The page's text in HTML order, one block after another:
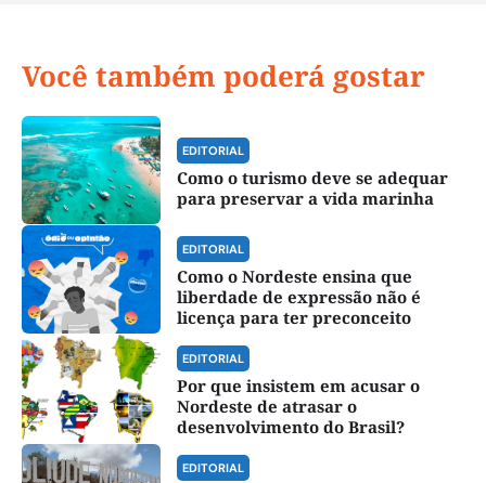
Você também poderá gostar
EDITORIAL
Como o turismo deve se adequar
para preservar a vida marinha
EDITORIAL
Como o Nordeste ensina que
liberdade de expressão não é
licença para ter preconceito
EDITORIAL
Por que insistem em acusar o
Nordeste de atrasar o
desenvolvimento do Brasil?
EDITORIAL